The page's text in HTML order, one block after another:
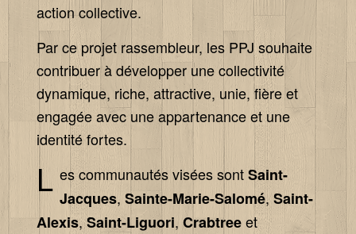
action collective.
Par ce projet rassembleur, les PPJ souhaite
contribuer à développer une collectivité
dynamique, riche, attractive, unie, fière et
engagée avec une appartenance et une
identité fortes.
L es communautés visées sontSaint-
Jacques,Sainte-Marie-Salomé,Saint-
Alexis,Saint-Liguori,Crabtreeet